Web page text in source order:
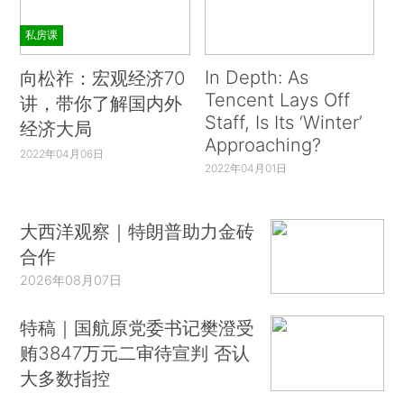
私房课
向松祚：宏观经济70
讲，带你了解国内外
经济大局
2022年04月06日
In Depth: As
Tencent Lays Off
Staff, Is Its ‘Winter’
Approaching?
2022年04月01日
大西洋观察｜特朗普助力金砖
合作
2026年08月07日
特稿｜国航原党委书记樊澄受
贿3847万元二审待宣判 否认
大多数指控